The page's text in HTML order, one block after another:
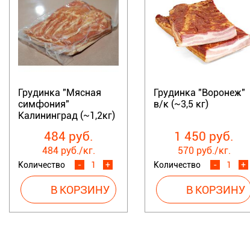
Грудинка "Мясная
симфония"
Калининград (~1,2кг)
484 руб.
484 руб./кг.
Количество +
-
Грудинка "Воронеж"
в/к (~3,5 кг)
1 450 руб.
570 руб./кг.
Количество +
-